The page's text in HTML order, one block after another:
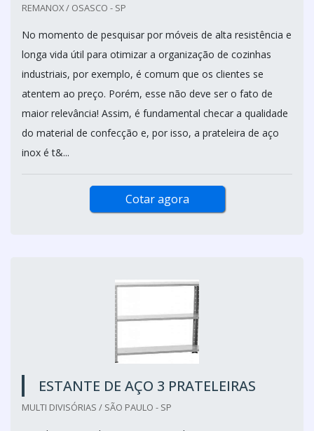
REMANOX / OSASCO - SP
No momento de pesquisar por móveis de alta resistência e
longa vida útil para otimizar a organização de cozinhas
industriais, por exemplo, é comum que os clientes se
atentem ao preço. Porém, esse não deve ser o fato de
maior relevância! Assim, é fundamental checar a qualidade
do material de confecção e, por isso, a prateleira de aço
inox é t&...
Cotar agora
ESTANTE DE AÇO 3 PRATELEIRAS
MULTI DIVISÓRIAS / SÃO PAULO - SP